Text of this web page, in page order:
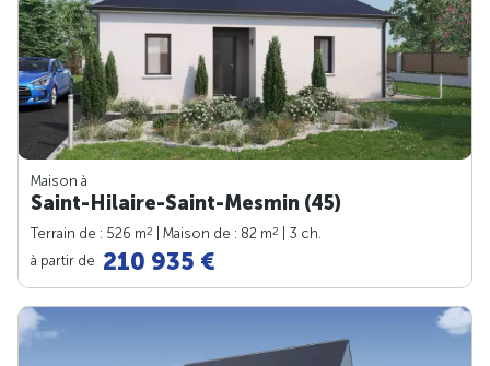
Maison à
Saint-Hilaire-Saint-Mesmin (45)
Terrain de : 526 m2 | Maison de : 82 m2
| 3 ch.
à partir de 210 935 €